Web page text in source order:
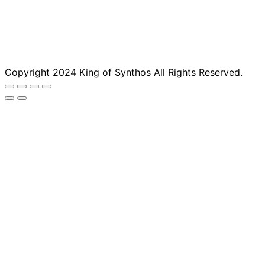
Copyright 2024 King of Synthos All Rights Reserved.